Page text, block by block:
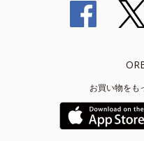
お買い物をも